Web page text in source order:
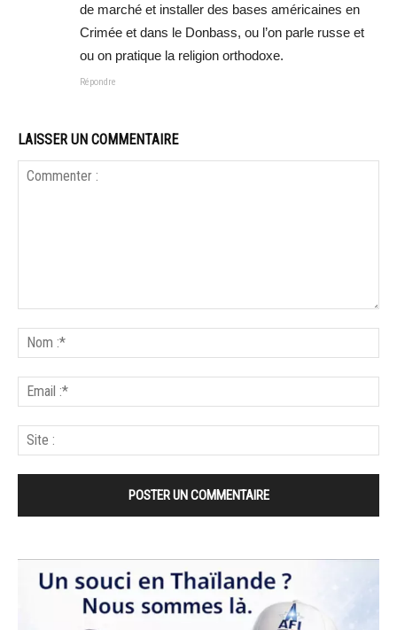
de marché et installer des bases américaines en
Crimée et dans le Donbass, ou l’on parle russe et
ou on pratique la religion orthodoxe.
Répondre
LAISSER UN COMMENTAIRE